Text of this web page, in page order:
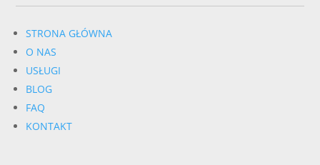
STRONA GŁÓWNA
O NAS
USŁUGI
BLOG
FAQ
KONTAKT